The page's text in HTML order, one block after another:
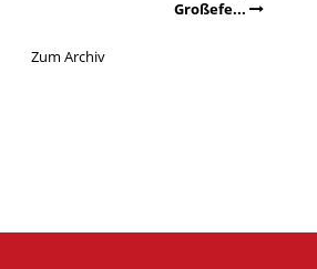
Großefe...
Zum Archiv